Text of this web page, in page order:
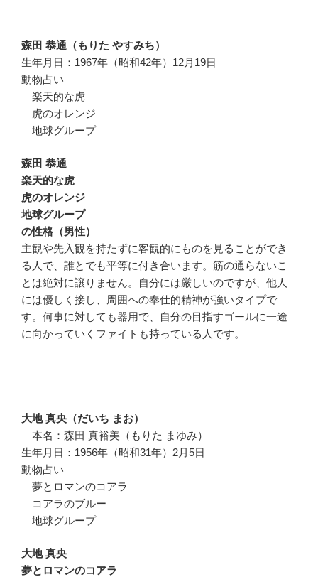
森田 恭通（もりた やすみち）
生年月日：1967年（昭和42年）12月19日
動物占い
楽天的な虎
虎のオレンジ
地球グループ
森田 恭通
楽天的な虎
虎のオレンジ
地球グループ
の性格（男性）
主観や先入観を持たずに客観的にものを見ることができ
る人で、誰とでも平等に付き合います。筋の通らないこ
とは絶対に譲りません。自分には厳しいのですが、他人
には優しく接し、周囲への奉仕的精神が強いタイプで
す。何事に対しても器用で、自分の目指すゴールに一途
に向かっていくファイトも持っている人です。
大地 真央（だいち まお）
本名：森田 真裕美（もりた まゆみ）
生年月日：1956年（昭和31年）2月5日
動物占い
夢とロマンのコアラ
コアラのブルー
地球グループ
大地 真央
夢とロマンのコアラ